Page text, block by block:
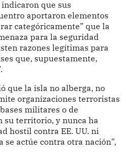
que sus
aportaron elementos
categóricamente” que la
para la seguridad
razones legítimas para
que, supuestamente,
que la isla no alberga, no
organizaciones terroristas
militares o de
territorio, y nunca ha
hostil contra EE. UU. ni
actúe contra otra nación”,